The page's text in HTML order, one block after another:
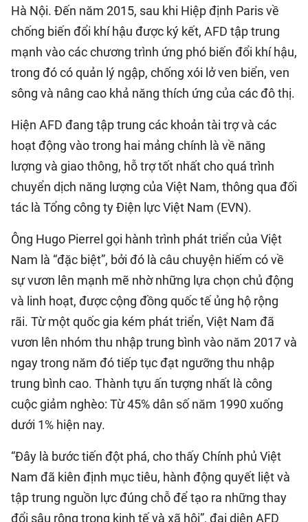
Hà Nội. Đến năm 2015, sau khi Hiệp định Paris về
chống biến đổi khí hậu được ký kết, AFD tập trung
mạnh vào các chương trình ứng phó biến đổi khí hậu,
trong đó có quản lý ngập, chống xói lở ven biển, ven
sông và nâng cao khả năng thích ứng của các đô thị.
Hiện AFD đang tập trung các khoản tài trợ và các
hoạt động vào trong hai mảng chính là về năng
lượng và giao thông, hỗ trợ tốt nhất cho quá trình
chuyển dịch năng lượng của Việt Nam, thông qua đối
tác là Tổng công ty Điện lực Việt Nam (EVN).
Ông Hugo Pierrel gọi hành trình phát triển của Việt
Nam là “đặc biệt”, bởi đó là câu chuyện hiếm có về
sự vươn lên mạnh mẽ nhờ những lựa chọn chủ động
và linh hoạt, được cộng đồng quốc tế ủng hộ rộng
rãi. Từ một quốc gia kém phát triển, Việt Nam đã
vươn lên nhóm thu nhập trung bình vào năm 2017 và
ngay trong năm đó tiếp tục đạt ngưỡng thu nhập
trung bình cao. Thành tựu ấn tượng nhất là công
cuộc giảm nghèo: Từ 45% dân số năm 1990 xuống
dưới 1% hiện nay.
“Đây là bước tiến đột phá, cho thấy Chính phủ Việt
Nam đã kiên định mục tiêu, hành động quyết liệt và
tập trung nguồn lực đúng chỗ để tạo ra những thay
đổi sâu rộng trong kinh tế và xã hội”, đại diện AFD